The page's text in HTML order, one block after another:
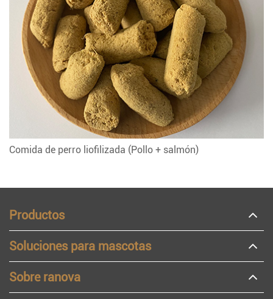
Comida de perro liofilizada (Pollo + salmón)
Productos
Soluciones para mascotas
Sobre ranova